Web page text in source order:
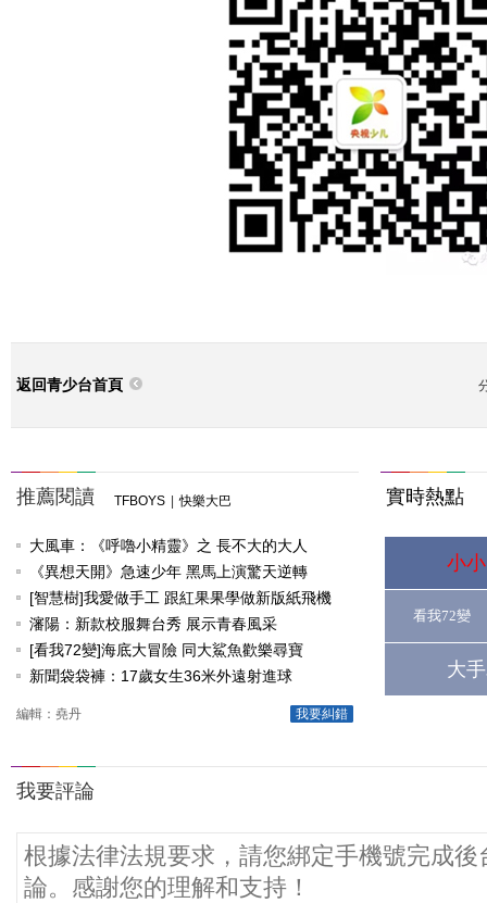
返回青少台首頁
推薦閱讀 TFBOYS | 快樂大巴
大風車：《呼嚕小精靈》之 長不大的大人
《異想天開》急速少年 黑馬上演驚天逆轉
[智慧樹]我愛做手工 跟紅果果學做新版紙飛機
瀋陽：新款校服舞台秀 展示青春風采
[看我72變]海底大冒險 同大鯊魚歡樂尋寶
新聞袋袋褲：17歲女生36米外遠射進球
我要糾錯
編輯：堯丹
實時熱點
小
看我72變
大